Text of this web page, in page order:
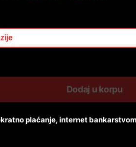
Dodaj u korpu
plaćanje, internet